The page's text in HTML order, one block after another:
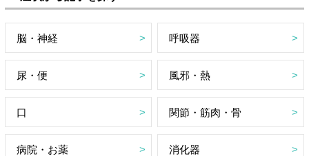
脳・神経 呼吸器
尿・便 風邪・熱
口 関節・筋肉・骨
病院・お薬 消化器